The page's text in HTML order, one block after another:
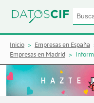
Inicio Empresas en España
Empresas en Madrid